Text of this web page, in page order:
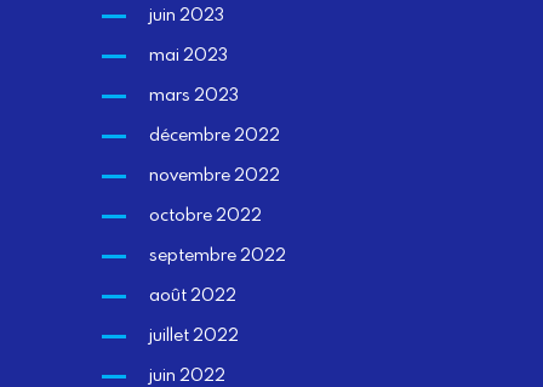
juin 2023
mai 2023
mars 2023
décembre 2022
novembre 2022
octobre 2022
septembre 2022
août 2022
juillet 2022
juin 2022